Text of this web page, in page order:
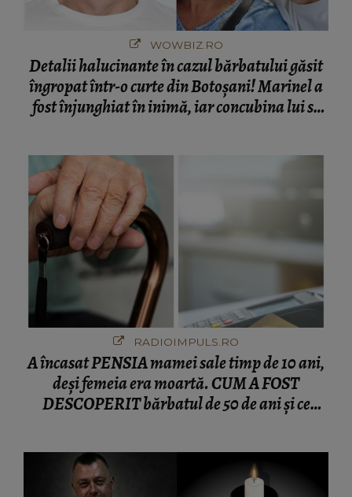
WOWBIZ.RO
Detalii halucinante în cazul bărbatului găsit
îngropat într-o curte din Botoșani! Marinel a
fost înjunghiat în inimă, iar concubina lui se
RADIOIMPULS.RO
A încasat PENSIA mamei sale timp de 10 ani,
deși femeia era moartă. CUM A FOST
DESCOPERIT bărbatul de 50 de ani și ce